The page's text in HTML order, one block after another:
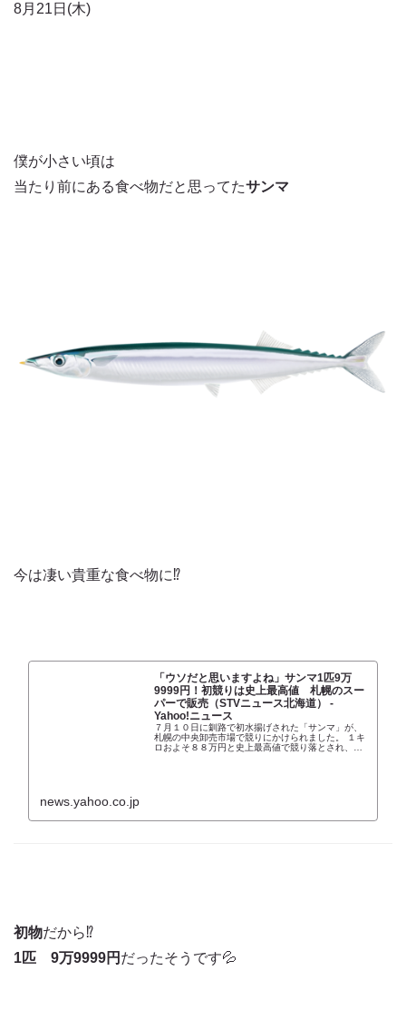
8月21日(木)
僕が小さい頃は
当たり前にある食べ物だと思ってたサンマ
今は凄い貴重な食べ物に⁉️
「ウソだと思いますよね」サンマ1匹9万
9999円！初競りは史上最高値 札幌のスー
パーで販売（STVニュース北海道） -
Yahoo!ニュース
７月１０日に釧路で初水揚げされた「サンマ」が、
札幌の中央卸売市場で競りにかけられました。 １キ
ロおよそ８８万円と史上最高値で競り落とされ、さ
news.yahoo.co.jp
初物だから⁉️
1匹 9万9999円 だったそうです💦